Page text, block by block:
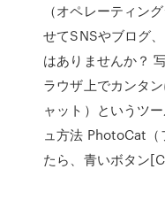
（オペレーティン
せてSNSやブログ
はありませんか？
ラウザ上でカンタ
ャット）というツ
ュ方法 PhotoCat（
たら、青いボタン